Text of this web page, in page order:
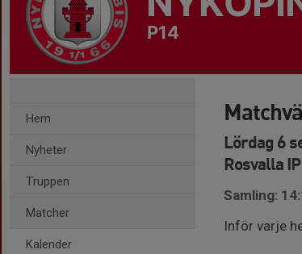
P14
Hem
Nyheter
Truppen
Matcher
Kalender
Lördag 6
Rosvalla IP
Samling:
Inför varje